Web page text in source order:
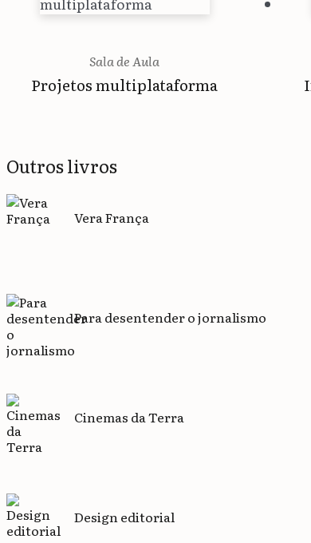
Sala de Aula
Projetos multiplataforma
Outros livros
Vera França
Para desentender o jornalismo
Cinemas da Terra
Design editorial